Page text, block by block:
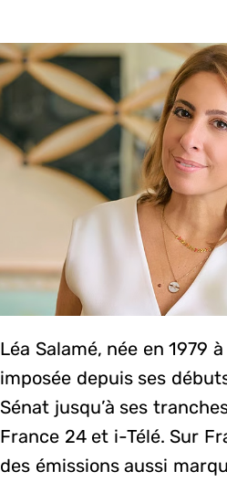
Léa Salamé, née en 1979
imposée depuis ses
Sénat jusqu’à ses
France 24 et i-Télé. Sur
des émissions aussi